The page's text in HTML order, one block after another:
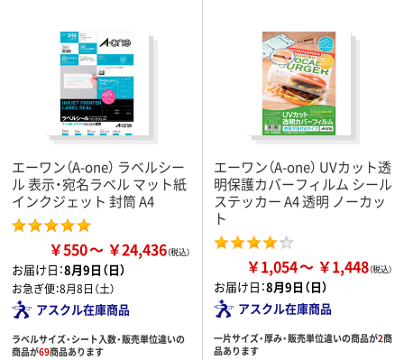
エーワン（A-one） ラベルシー
ル 表示・宛名ラベル マット紙
インクジェット 封筒 A4
￥550 ￥24,436
お届け日：8月9日（日）
お急ぎ便：8月8日（土）
アスクル在庫商品
ラベルサイズ・シート入数・販売単位違いの
商品が69商品あります
エーワン（A-one） UVカット透
明保護カバーフィルム シール
ステッカー A4 透明 ノーカッ
ト
￥1,054 ￥1,448
お届け日：8月9日（日）
アスクル在庫商品
一片サイズ・厚み・販売単位違いの商品が2商
品あります